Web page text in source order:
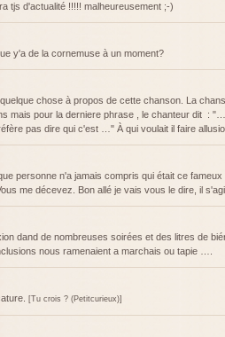
tjs d'actualité !!!!! malheureusement ;-)
y'a de la cornemuse à un moment?
chose à propos de cette chanson. La
mais pour la derniere phrase , le chanteur dit :
pas dire qui c'est …" À qui voulait il faire
personne n'a jamais compris qui était ce fameux
me décevez. Bon allé je vais vous le dire, il
dand de nombreuses soirées et des litres de
nous ramenaient a marchais ou tapie ….
[Tu crois ? (Petitcurieux)]